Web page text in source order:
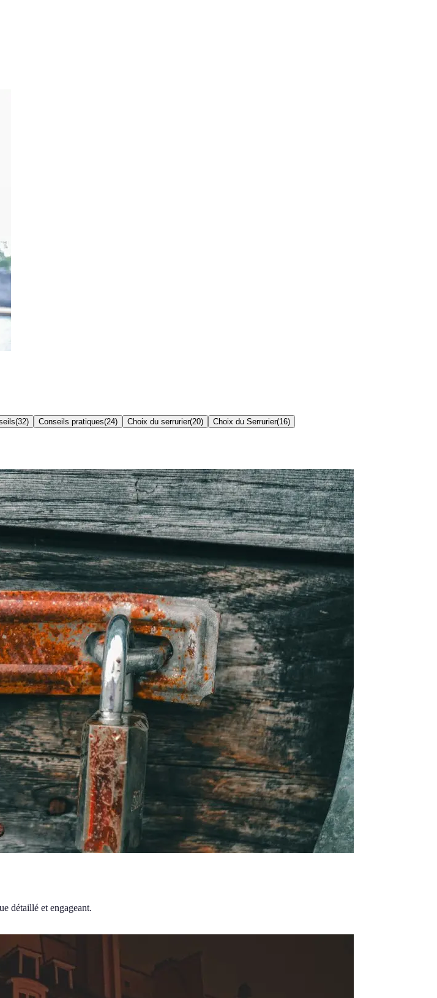
(32) Conseils pratiques(24) Choix du serrurier(20) Choix du Serrurier(16)
détaillé et engageant.